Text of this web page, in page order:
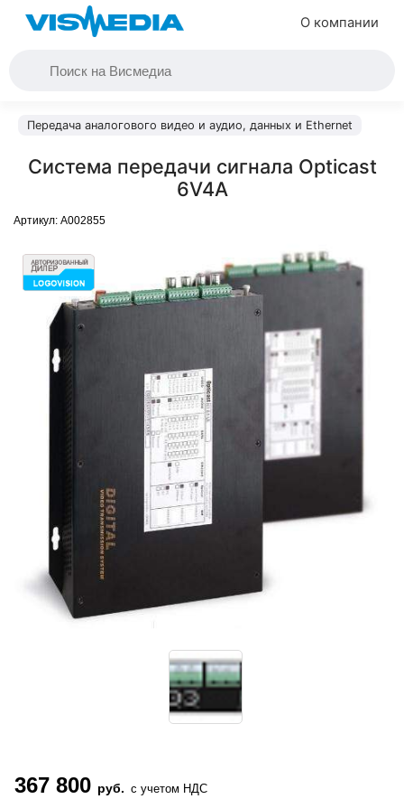
О компании
Передача аналогового видео и аудио, данных и Ethernet
Система передачи сигнала Opticast
6V4A
Артикул: A002855
367 800 руб. с учетом НДС